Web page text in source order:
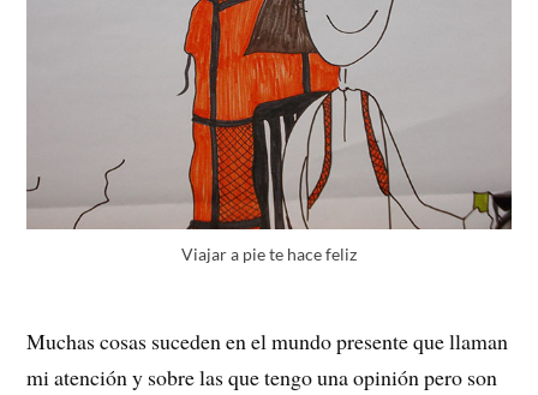
Viajar a pie te hace feliz
Muchas cosas suceden en el mundo presente que llaman
mi atención y sobre las que tengo una opinión pero son